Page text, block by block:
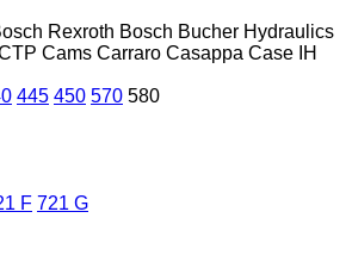
Rexroth Bosch Bucher Hydraulics
Cams Carraro Casappa Case IH
445 450 570 580
F 721 G